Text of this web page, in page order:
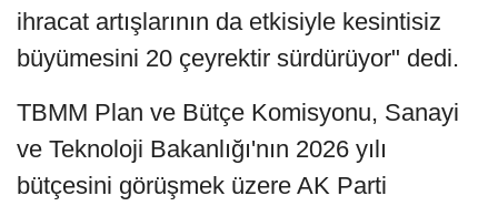
ihracat artışlarının da etkisiyle kesintisiz
büyümesini 20 çeyrektir sürdürüyor" dedi.
TBMM Plan ve Bütçe Komisyonu, Sanayi
ve Teknoloji Bakanlığı'nın 2026 yılı
bütçesini görüşmek üzere AK Parti